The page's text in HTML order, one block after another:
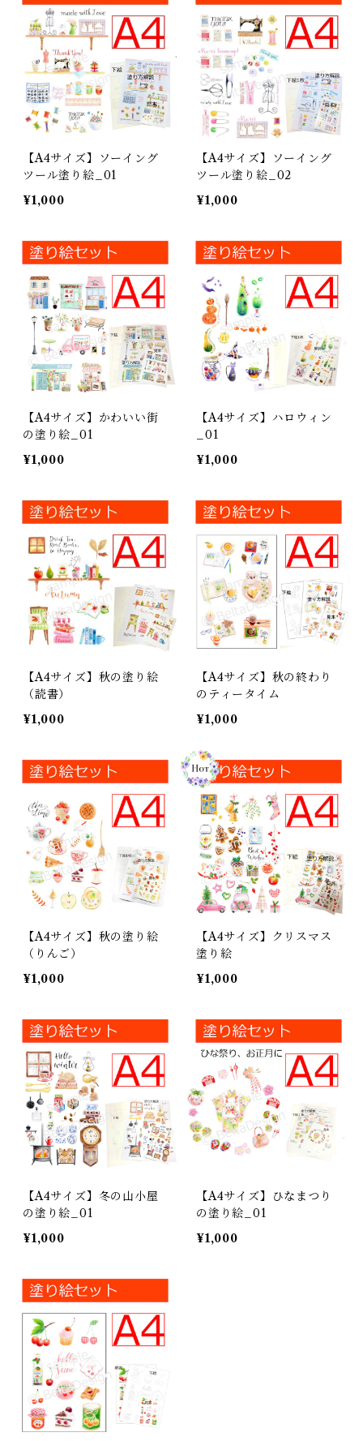
【A4サイズ】ソーイング
ツール塗り絵_01
¥1,000
【A4サイズ】ソーイング
ツール塗り絵_02
¥1,000
【A4サイズ】かわいい街
の塗り絵_01
¥1,000
【A4サイズ】ハロウィン
_01
¥1,000
【A4サイズ】秋の塗り絵
（読書）
¥1,000
【A4サイズ】秋の終わり
のティータイム
¥1,000
【A4サイズ】秋の塗り絵
（りんご）
¥1,000
【A4サイズ】クリスマス
塗り絵
¥1,000
【A4サイズ】冬の山小屋
の塗り絵_01
¥1,000
【A4サイズ】ひなまつり
の塗り絵_01
¥1,000